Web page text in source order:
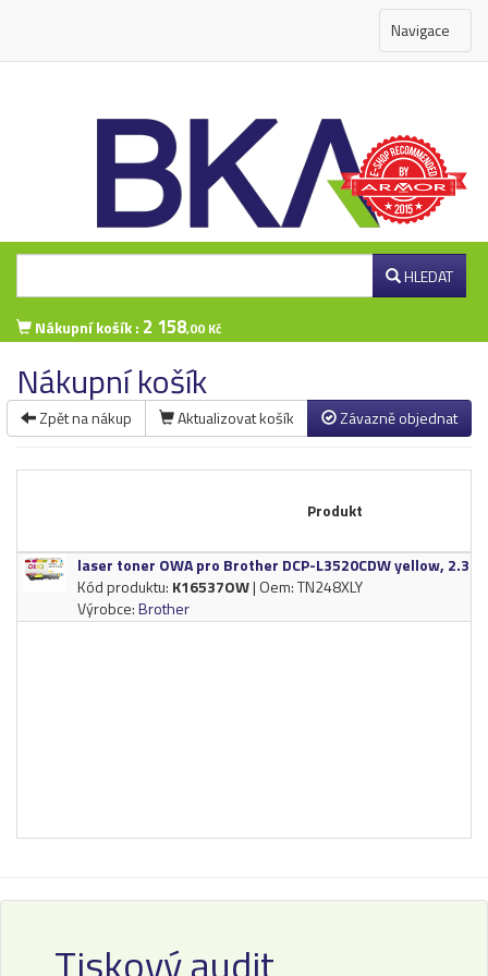
Navigace
HLEDAT
Nákupní košík : 2 158,00 Kč
Nákupní košík
Zpět na nákup Aktualizovat košík Závazně objednat
Produkt
laser toner OWA pro Brother DCP-​L3520CDW yellow,​
Kód produktu: K16537OW| Oem: TN248XLY
Výrobce:Brother